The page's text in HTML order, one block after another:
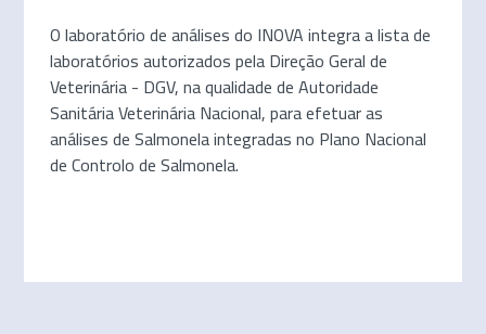
O laboratório de análises do INOVA integra a lista de
laboratórios autorizados pela Direção Geral de
Veterinária - DGV, na qualidade de Autoridade
Sanitária Veterinária Nacional, para efetuar as
análises de Salmonela integradas no Plano Nacional
de Controlo de Salmonela.